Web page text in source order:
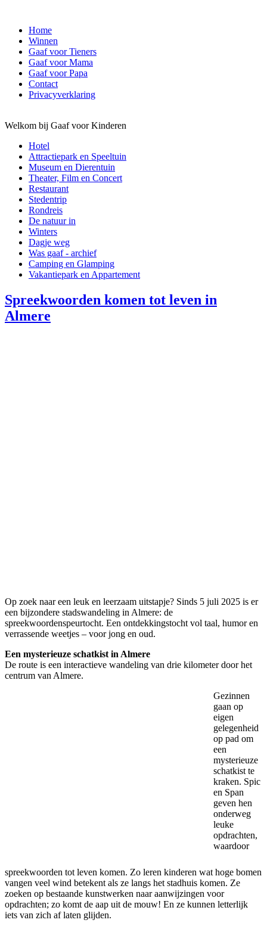
Home
Winnen
Gaaf voor Tieners
Gaaf voor Mama
Gaaf voor Papa
Contact
Privacyverklaring
Welkom bij Gaaf voor Kinderen
Hotel
Attractiepark en Speeltuin
Museum en Dierentuin
Theater, Film en Concert
Restaurant
Stedentrip
Rondreis
De natuur in
Winters
Dagje weg
Was gaaf - archief
Camping en Glamping
Vakantiepark en Appartement
Spreekwoorden komen tot leven in
Almere
Op zoek naar een leuk en leerzaam uitstapje? Sinds 5 juli 2025 is er
een bijzondere stadswandeling in Almere: de
spreekwoordenspeurtocht. Een ontdekkingstocht vol taal, humor en
verrassende weetjes – voor jong en oud.
Een mysterieuze schatkist in Almere
De route is een interactieve wandeling van drie kilometer door het
centrum van Almere.
Gezinnen
gaan op
eigen
gelegenheid
op pad om
een
mysterieuze
schatkist te
kraken. Spic
en Span
geven hen
onderweg
leuke
opdrachten,
waardoor
spreekwoorden tot leven komen. Zo leren kinderen wat hoge bomen
vangen veel wind betekent als ze langs het stadhuis komen. Ze
zoeken op bestaande kunstwerken naar aanwijzingen voor
opdrachten; zo komt de aap uit de mouw! En ze kunnen letterlijk
iets van zich af laten glijden.